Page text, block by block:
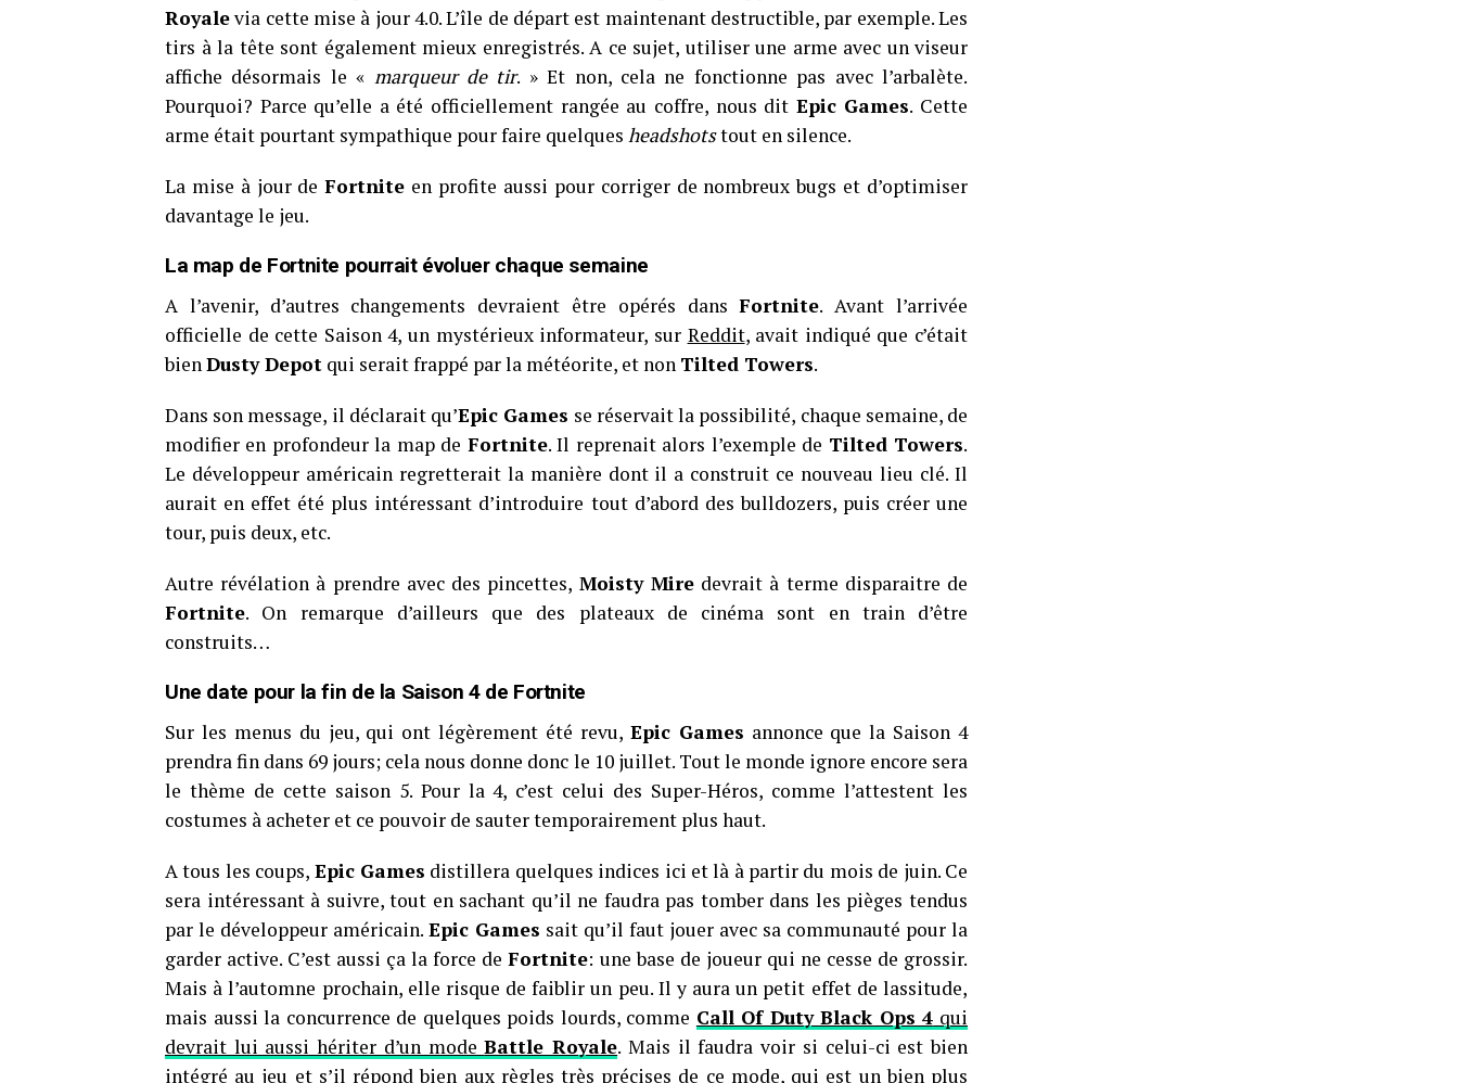
Royalevia cette mise à jour 4.0. L’île de départ est maintenant destructible, par exemple. Les
tirs à la tête sont également mieux enregistrés. A ce sujet, utiliser une arme avec un viseur
affiche désormais le « marqueur de tir. » Et non, cela ne fonctionne pas avec l’arbalète.
Pourquoi? Parce qu’elle a été officiellement rangée au coffre, nous dit Epic Games. Cette
arme était pourtant sympathique pour faire quelques headshotstout en silence.
La mise à jour deFortnite en profite aussi pour corriger de nombreux bugs et d’optimiser
davantage le jeu.
La map de Fortnite pourrait évoluer chaque semaine
A l’avenir, d’autres changements devraient être opérés dansFortnite. Avant l’arrivée
officielle de cette Saison 4, un mystérieux informateur, sur Reddit, avait indiqué que c’était
bienDusty Depot qui serait frappé par la météorite, et non Tilted Towers.
Dans son message, il déclarait qu’Epic Games se réservait la possibilité, chaque semaine, de
modifier en profondeur la map de Fortnite. Il reprenait alors l’exemple de Tilted Towers.
Le développeur américain regretterait la manière dont il a construit ce nouveau lieu clé. Il
aurait en effet été plus intéressant d’introduire tout d’abord des bulldozers, puis créer une
tour, puis deux, etc.
Autre révélation à prendre avec des pincettes, Moisty Miredevrait à terme disparaitre de
Fortnite. On remarque d’ailleurs que des plateaux de cinéma sont en train d’être
construits…
Une date pour la fin de la Saison 4 de Fortnite
Sur les menus du jeu, qui ont légèrement été revu, Epic Games annonce que la Saison 4
prendra fin dans 69 jours; cela nous donne donc le 10 juillet. Tout le monde ignore encore sera
le thème de cette saison 5. Pour la 4, c’est celui des Super-Héros, comme l’attestent les
costumes à acheter et ce pouvoir de sauter temporairement plus haut.
A tous les coups, Epic Games distillera quelques indices ici et là à partir du mois de juin. Ce
sera intéressant à suivre, tout en sachant qu’il ne faudra pas tomber dans les pièges tendus
par le développeur américain. Epic Games sait qu’il faut jouer avec sa communauté pour la
garder active. C’est aussi ça la force deFortnite: une base de joueur qui ne cesse de grossir.
Mais à l’automne prochain, elle risque de faiblir un peu. Il y aura un petit effet de lassitude,
mais aussi la concurrence de quelques poids lourds, comme Call Of Duty Black Ops 4 qui
devrait lui aussi hériter d’un modeBattle Royale. Mais il faudra voir si celui-ci est bien
intégré au jeu et s’il répond bien aux règles très précises de ce mode, qui est un bien plus